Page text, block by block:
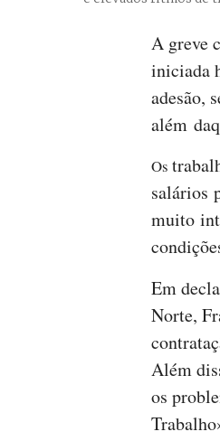
A greve
iniciada
adesão,
além
Os
salários
muito
Em
Norte,
Além
os